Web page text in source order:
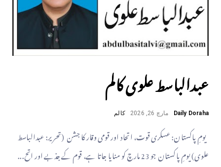
عبدالباسط علوی کالم
Daily Doraha مارچ 26, 2026 کالم
یومِ پاکستان: عسکری قوت، اتحاد اور قومی وقار کا جشن (تحریر: عبدالباسط
علوی) یومِ پاکستان جو 23 مارچ کو منایا جاتا ہے، قوم کے جذبے اور اتح...